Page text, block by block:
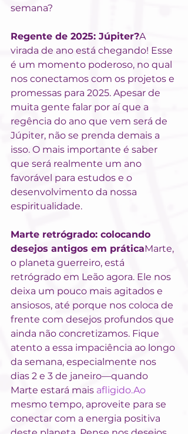
semana?
Regente de 2025: Júpiter?A
virada de ano está chegando! Esse
é um momento poderoso, no qual
nos conectamos com os projetos e
promessas para 2025. Apesar de
muita gente falar por aí que a
regência do ano que vem será de
Júpiter, não se prenda demais a
isso. O mais importante é saber
que será realmente um ano
favorável para estudos e o
desenvolvimento da nossa
espiritualidade.
Marte retrógrado: colocando
desejos antigos em práticaMarte,
o planeta guerreiro, está
retrógrado em Leão agora. Ele nos
deixa um pouco mais agitados e
ansiosos, até porque nos coloca de
frente com desejos profundos que
ainda não concretizamos. Fique
atento a essa impaciência ao longo
da semana, especialmente nos
dias 2 e 3 de janeiro—quando
Marte estará mais afligido.Ao
mesmo tempo, aproveite para se
conectar com a energia positiva